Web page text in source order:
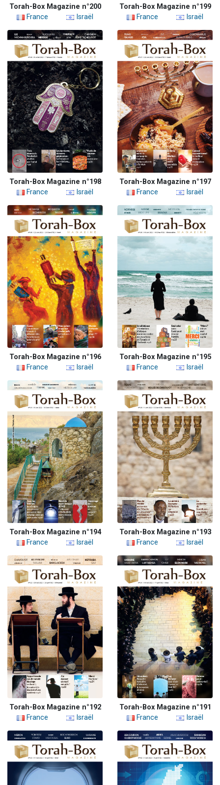
Torah-Box Magazine n°200
France
Israël
Torah-Box Magazine n°199
France
Israël
Torah-Box Magazine n°198
France
Israël
Torah-Box Magazine n°197
France
Israël
Torah-Box Magazine n°196
France
Israël
Torah-Box Magazine n°195
France
Israël
Torah-Box Magazine n°194
France
Israël
Torah-Box Magazine n°193
France
Israël
Torah-Box Magazine n°192
France
Israël
Torah-Box Magazine n°191
France
Israël